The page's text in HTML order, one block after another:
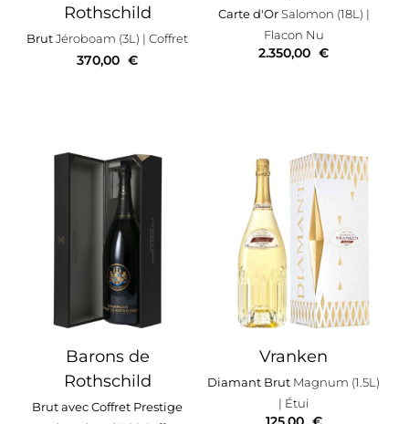
Rothschild
BrutJéroboam (3L) | Coffret
370,00 €
Carte d'OrSalomon (18L) |
Flacon Nu
2.350,00 €
Barons de
Rothschild
Brut avec Coffret Prestige
Vranken
Diamant Brut Magnum (1.5L)
| Étui